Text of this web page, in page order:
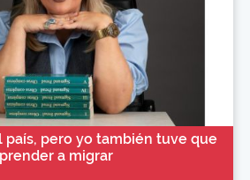
país, pero yo también tuve que
a migrar